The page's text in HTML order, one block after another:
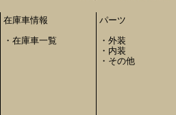
在庫車情報
・在庫車一覧
パーツ
・外装
・ 内装
・ その他